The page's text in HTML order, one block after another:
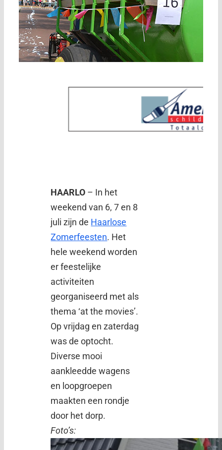
HAARLO – In het
weekend van 6, 7 en 8
juli zijn de Haarlose
Zomerfeesten. Het
hele weekend worden
er feestelijke
activiteiten
georganiseerd met als
thema ‘at the movies’.
Op vrijdag en zaterdag
was de optocht.
Diverse mooi
aankleedde wagens
en loopgroepen
maakten een rondje
door het dorp.
Foto’s: